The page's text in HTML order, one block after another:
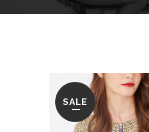
SALE